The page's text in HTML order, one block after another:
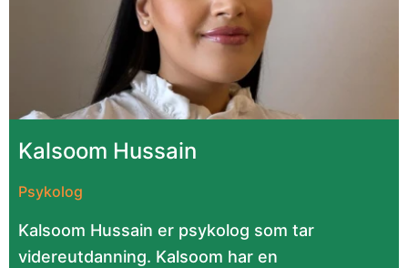
Kalsoom Hussain
Psykolog
Kalsoom Hussain er psykolog som tar
videreutdanning. Kalsoom har en